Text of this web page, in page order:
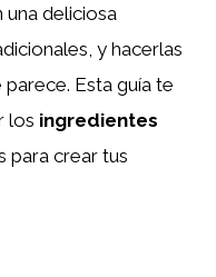
una deliciosa
y hacerlas
Esta guía te
los ingredientes
para crear tus